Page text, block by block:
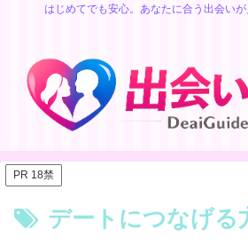
はじめてでも安心。あなたに合う出会いが
PR 18禁
デートにつなげる